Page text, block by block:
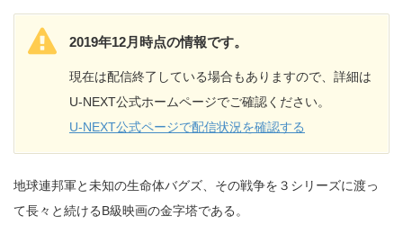
2019年12月時点の情報です。
現在は配信終了している場合もありますので、詳細は
U-NEXT公式ホームページでご確認ください。
U-NEXT公式ページで配信状況を確認する
地球連邦軍と未知の生命体バグズ、その戦争を３シリーズに渡っ
て長々と続けるB級映画の金字塔である。